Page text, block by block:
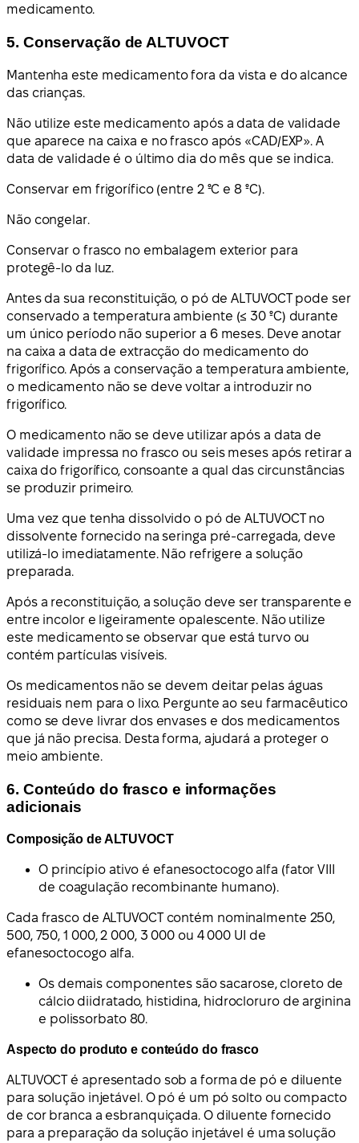
medicamento.
5. Conservação de ALTUVOCT
Mantenha este medicamento fora da vista e do alcance
das crianças.
Não utilize este medicamento após a data de validade
que aparece na caixa e no frasco após «CAD/EXP». A
data de validade é o último dia do mês que se indica.
Conservar em frigorífico (entre 2 ºC e 8 ºC).
Não congelar.
Conservar o frasco no embalagem exterior para
protegê-lo da luz.
Antes da sua reconstituição, o pó de ALTUVOCT pode ser
conservado a temperatura ambiente (≤ 30 ºC) durante
um único período não superior a 6 meses. Deve anotar
na caixa a data de extracção do medicamento do
frigorífico. Após a conservação a temperatura ambiente,
o medicamento não se deve voltar a introduzir no
frigorífico.
O medicamento não se deve utilizar após a data de
validade impressa no frasco ou seis meses após retirar a
caixa do frigorífico, consoante a qual das circunstâncias
se produzir primeiro.
Uma vez que tenha dissolvido o pó de ALTUVOCT no
dissolvente fornecido na seringa pré-carregada, deve
utilizá-lo imediatamente. Não refrigere a solução
preparada.
Após a reconstituição, a solução deve ser transparente e
entre incolor e ligeiramente opalescente. Não utilize
este medicamento se observar que está turvo ou
contém partículas visíveis.
Os medicamentos não se devem deitar pelas águas
residuais nem para o lixo. Pergunte ao seu farmacêutico
como se deve livrar dos envases e dos medicamentos
que já não precisa. Desta forma, ajudará a proteger o
meio ambiente.
6. Conteúdo do frasco e informações
adicionais
Composição de ALTUVOCT
O princípio ativo é efanesoctocogo alfa (fator VIII
de coagulação recombinante humano).
Cada frasco de ALTUVOCT contém nominalmente 250,
500, 750, 1 000, 2 000, 3 000 ou 4 000 UI de
efanesoctocogo alfa.
Os demais componentes são sacarose, cloreto de
cálcio diidratado, histidina, hidrocloruro de arginina
e polissorbato 80.
Aspecto do produto e conteúdo do frasco
ALTUVOCT é apresentado sob a forma de pó e diluente
para solução injetável. O pó é um pó solto ou compacto
de cor branca a esbranquiçada. O diluente fornecido
para a preparação da solução injetável é uma solução